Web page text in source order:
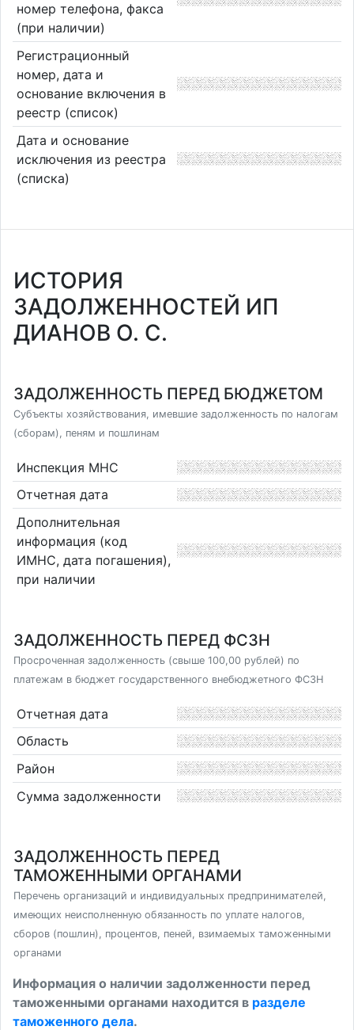
номер телефона, факса
(при наличии)
Регистрационный
номер, дата и
основание включения в
реестр (список)
Дата и основание
исключения из реестра
(списка)
ИСТОРИЯ
ЗАДОЛЖЕННОСТЕЙ ИП
ДИАНОВ О. С.
ЗАДОЛЖЕННОСТЬ ПЕРЕД БЮДЖЕТОМ
Субъекты хозяйствования, имевшие задолженность по налогам
(сборам), пеням и пошлинам
Инспекция МНС
Отчетная дата
Дополнительная
информация (код
ИМНС, дата погашения),
при наличии
ЗАДОЛЖЕННОСТЬ ПЕРЕД ФСЗН
Просроченная задолженность (свыше 100,00 рублей) по
платежам в бюджет государственного внебюджетного ФСЗН
Отчетная дата
Область
Район
Сумма задолженности
ЗАДОЛЖЕННОСТЬ ПЕРЕД
ТАМОЖЕННЫМИ ОРГАНАМИ
Перечень организаций и индивидуальных предпринимателей,
имеющих неисполненную обязанность по уплате налогов,
сборов (пошлин), процентов, пеней, взимаемых таможенными
органами
Информация о наличии задолженности перед
таможенными органами находится в разделе
таможенного дела.